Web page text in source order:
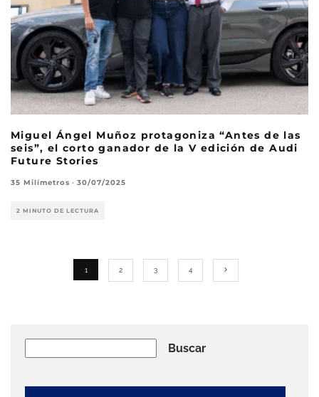
Miguel Ángel Muñoz protagoniza “Antes de las
seis”, el corto ganador de la V edición de Audi
Future Stories
35 Milímetros · 30/07/2025
2 MINUTO DE LECTURA
1 2 3 4
Buscar